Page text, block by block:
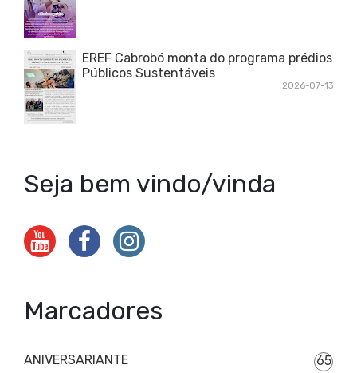
EREF Cabrobó monta do programa prédios
Públicos Sustentáveis
2026-07-13
Seja bem vindo/vinda
Marcadores
ANIVERSARIANTE
65